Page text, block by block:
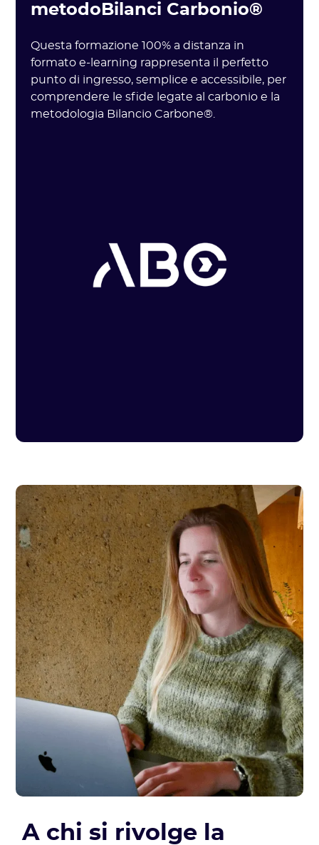
metodoBilanci Carbonio®
Questa formazione 100% a distanza in
formato e-learning rappresenta il perfetto
punto di ingresso, semplice e accessibile, per
comprendere le sfide legate al carbonio e la
metodologia Bilancio Carbone®.
A chi si rivolge la